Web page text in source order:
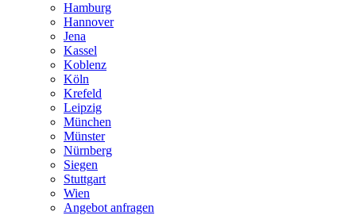
Hamburg
Hannover
Jena
Kassel
Koblenz
Köln
Krefeld
Leipzig
München
Münster
Nürnberg
Siegen
Stuttgart
Wien
Angebot anfragen